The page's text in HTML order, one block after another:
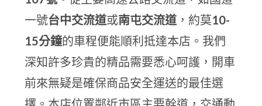
一號台中交流道或南屯交流道 ，約莫10-
15分鐘的車程便能順利抵達本店。我們
深知許多珍貴的精品需要悉心呵護，開車
前來無疑是確保商品安全運送的最佳選